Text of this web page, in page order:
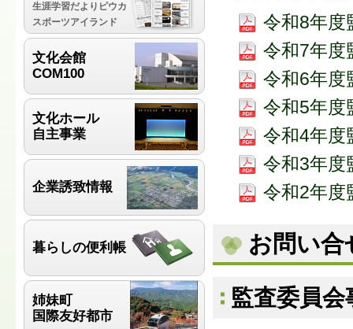
令和8年度
令和7年度
令和6年度
令和5年度
令和4年度
令和3年度
令和2年度
お問い合
監査委員会
生涯学習だよりピウカ
スポーツアイランド
文化会館
COM100
文化ホール
自主事業
企業誘致情報
暮らしの便利帳
姉妹町
国際友好都市